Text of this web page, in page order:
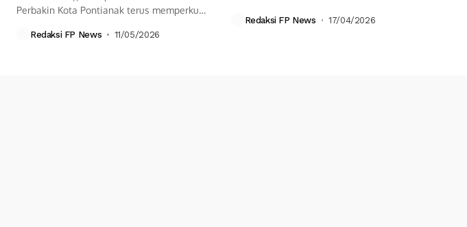
Perbakin Kota Pontianak terus memperkuat
Redaksi FP News 11/05/2026
Redaksi FP News 17/04/2026